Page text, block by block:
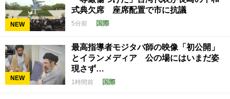
NEW
式典欠席 座席配置で市に抗議
5分前 国際
NEW
最高指導者モジタバ師の映像「初公開」
とイランメディア 公の場にはいまだ姿
現さず…
1時間前 国際